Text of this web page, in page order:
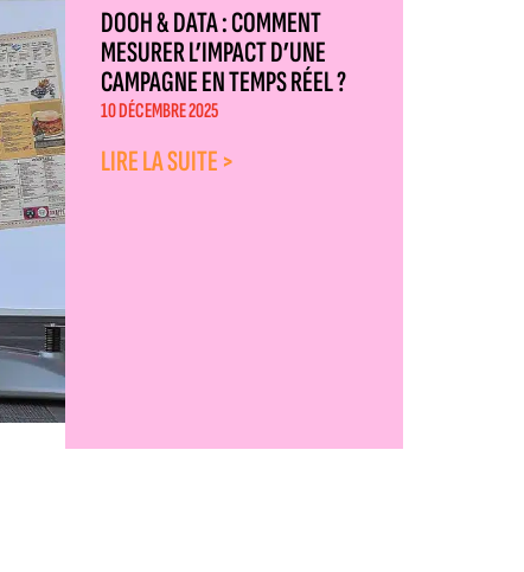
DOOH & DATA : COMMENT
MESURER L’IMPACT D’UNE
CAMPAGNE EN TEMPS RÉEL ?
10 DÉCEMBRE 2025
LIRE LA SUITE >